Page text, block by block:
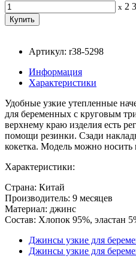
x 2
Артикул: r38-5298
Информация
Характеристики
Удобные узкие утепленные
для беременных с круговым
верхнему краю изделия есть
помощи резинки. Сзади
кокетка. Модель можно
Характеристики:
Страна: Китай
Производитель: 9 месяцев
Материал: джинс
Состав: Хлопок 95%, эластан
Джинсы узкие для
Джинсы узкие для